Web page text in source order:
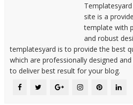
site is a
template with
and robust
templatesyard is to provide the best
which are professionally designed
to deliver best result for your blog.